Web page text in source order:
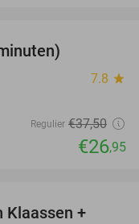
7.8 star
Regulier €37,50
€26,95
Klaassen +